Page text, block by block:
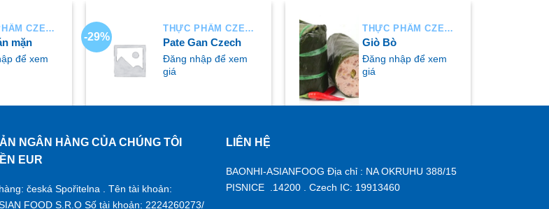
THỰC PHẨM CZECH
mặn
để xem
-29%
THỰC PHẨM CZECH
Pate Gan Czech
Đăng nhập để xem
giá
THỰC PHẨM CZECH
Giò Bò
Đăng nhập để xem
giá
NGÂN HÀNG CỦA CHÚNG TÔI
EUR
česká Spořitelna . Tên tài khoản:
FOOD S.R.O Số tài khoản: 2224260273/
LIÊN HỆ
BAONHI-ASIANFOOG Địa chỉ : NA OKRUHU 388/15
PISNICE .14200 . Czech IC: 19913460